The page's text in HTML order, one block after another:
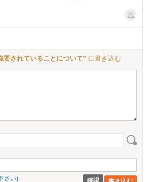
要されていることについて” に書き込む
さい)